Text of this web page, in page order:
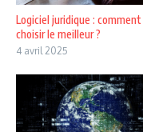
Logiciel juridique : comment
choisir le meilleur ?
4 avril 2025